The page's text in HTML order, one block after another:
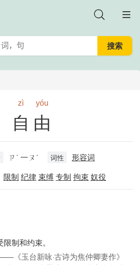
zì yóu
自由
ㄗˋ 一ㄡˊ 词性 形容词
限制 纪律 束缚专制 拘束 奴役
制和约束。
《玉台新咏·古诗为焦仲卿妻作》